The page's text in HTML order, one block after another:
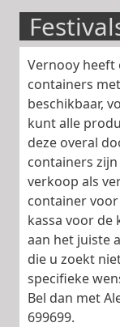
Vernooy heeft
containers
beschikbaar,
kunt alle
deze overal
containers
verkoop als
container
kassa voor de
aan het juiste
die u zoekt
specifieke
Bel dan met
699699.